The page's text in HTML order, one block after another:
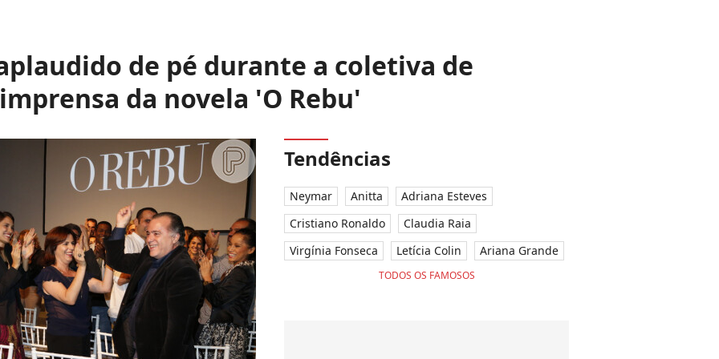
de pé durante a coletiva de
imprensa da novela 'O Rebu'
Tendências
Neymar Anitta
Adriana Esteves
Cristiano Ronaldo
Claudia Raia
Virgínia Fonseca
Letícia Colin Ariana Grande
TODOS OS FAMOSOS